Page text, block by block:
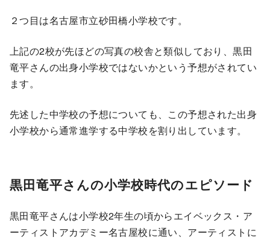
２つ目は名古屋市立砂田橋小学校です。
上記の2校が先ほどの写真の校舎と類似しており、黒田
竜平さんの出身小学校ではないかという予想がされてい
ます。
先述した中学校の予想についても、この予想された出身
小学校から通常進学する中学校を割り出しています。
黒田竜平さんの小学校時代のエピソード
黒田竜平さんは小学校2年生の頃からエイベックス・ア
ーティストアカデミー名古屋校に通い、アーティストに